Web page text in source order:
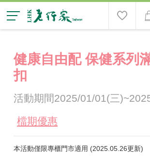
健康自由配 保健系列
扣
活動期間2025/01/01(三
檔期優惠
本活動僅限專櫃門市適用 (2025.05.26更新)